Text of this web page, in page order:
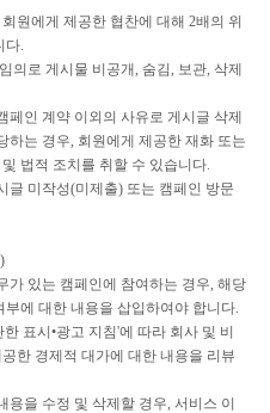
회원에게 제공한 협찬에 대해 2배의 위
다.
의로 게시물 비공개, 숨김, 보관, 삭제
페인 계약 이외의 사유로 게시글 삭제
하는 경우, 회원에게 제공한 재화 또는
법적 조치를 취할 수 있습니다.
글 미작성(미제출) 또는 캠페인 방문
)
가 있는 캠페인에 참여하는 경우, 해당
에 대한 내용을 삽입하여야 합니다.
표시 •광고 지침'에 따라 회사 및 비
한 경제적 대가에 대한 내용을 리뷰
용을 수정 및 삭제할 경우, 서비스 이